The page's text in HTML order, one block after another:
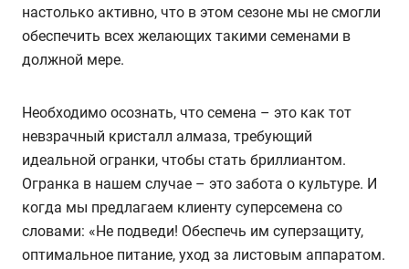
настолько активно, что в этом сезоне мы не смогли
обеспечить всех желающих такими семенами в
должной мере.
Необходимо осознать, что семена – это как тот
невзрачный кристалл алмаза, требующий
идеальной огранки, чтобы стать бриллиантом.
Огранка в нашем случае – это забота о культуре. И
когда мы предлагаем клиенту суперсемена со
словами: «Не подведи! Обеспечь им суперзащиту,
оптимальное питание, уход за листовым аппаратом.